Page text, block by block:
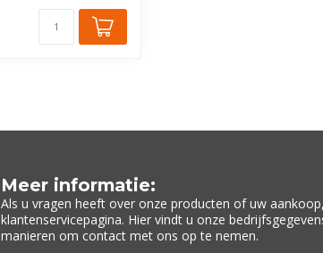
Meer informatie:
Als u vragen heeft over onze producten of uw
klantenservicepagina. Hier vindt u onze
manieren om contact met ons op te nemen.